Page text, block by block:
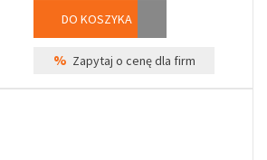
DO KOSZYKA
% Zapytaj o cenę dla firm